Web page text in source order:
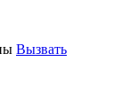
Вызвать